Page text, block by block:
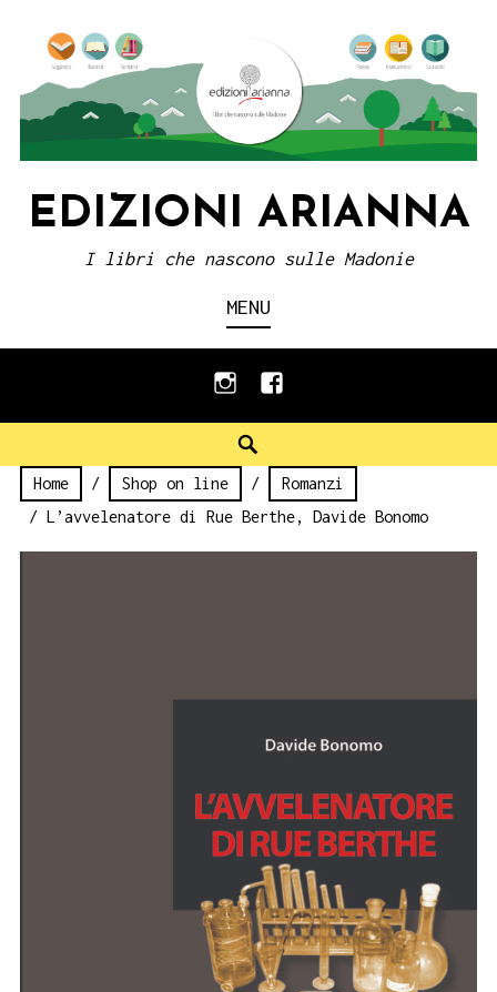
content
EDIZIONI ARIANNA
I libri che nascono sulle Madonie
MENU
instagramfacebook
Home / Shop on line /
Romanzi
/ L’avvelenatore di Rue Berthe, Davide Bonomo